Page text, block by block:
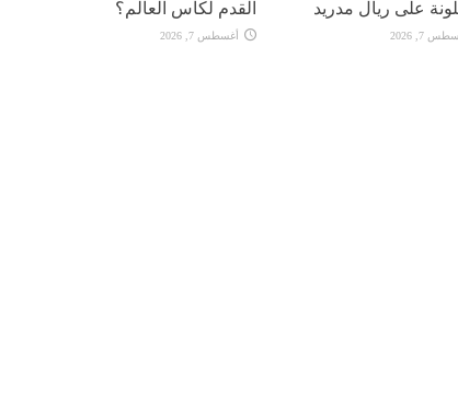
على ريال مدريد
7, 2026
القدم لكأس العالم؟
أغسطس 7, 2026